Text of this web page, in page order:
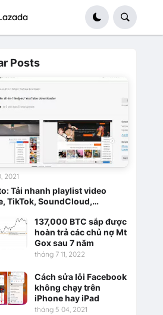
Posts
Tải nhanh playlist video
TikTok, SoundCloud,…
2021
137,000 BTC sắp được
hoàn trả các chủ nợ Mt
Gox sau 7 năm
tháng 7 11, 2022
Cách sửa lỗi Facebook
không chạy trên
iPhone hay iPad
tháng 5 04, 2021